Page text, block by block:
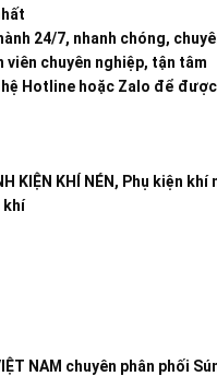
24/7, nhanh chóng,
viên chuyên nghiệp, tận tâm
hệ Hotline hoặc Zalo để
KIỆN KHÍ NÉN , Phụ kiện khí
khí
NAM chuyên phân phối